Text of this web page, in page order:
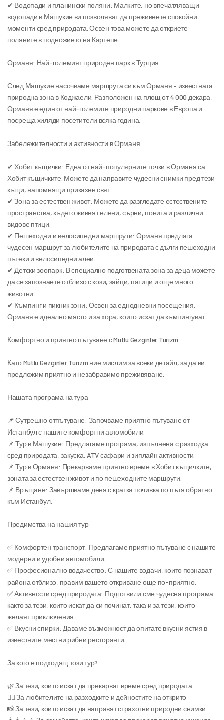
✔ Водопади и планински поляни: Малките, но впечатляващи
водопади в Машукие ви позволяват да преживеете спокойни
моменти сред природата. Освен това можете да откриете
поляните в подножието на Картепе.
Орманя: Най-големият природен парк в Турция
След Машукие насочваме маршрута си към Орманя – известната
природна зона в Коджаели. Разположен на площ от 4 000 декара,
Орманя е един от най-големите природни паркове в Европа и
посреща хиляди посетители всяка година.
Забележителности и активности в Орманя
✔ Хобит къщички: Една от най-популярните точки в Орманя са
Хобит къщичките. Можете да направите чудесни снимки пред тези
къщи, напомнящи приказен свят.
✔ Зона за естествен живот: Можете да разгледате естествените
пространства, където живеят елени, сърни, понита и различни
видове птици.
✔ Пешеходни и велосипедни маршрути: Орманя предлага
чудесен маршрут за любителите на природата с дълги пешеходни
пътеки и велосипедни алеи.
✔ Детски зоопарк: В специално подготвената зона за деца можете
да се запознаете отблизо с кози, зайци, патици и още много
животни.
✔ Къмпинг и пикник зони: Освен за еднодневни посещения,
Орманя е идеално място и за хора, които искат да къмпингуват.
Комфортно и приятно пътуване с Mutlu Gezginler Turizm
Като Mutlu Gezginler Turizm ние мислим за всеки детайл, за да ви
предложим приятно и незабравимо преживяване.
Нашата програма на тура
📌 Сутрешно отпътуване: Започваме приятно пътуване от
Истанбул с нашите комфортни автомобили.
📌 Тур в Машукие: Предлагаме програма, изпълнена с разходка
сред природата, закуска, ATV сафари и зиплайн активности.
📌 Тур в Орманя: Прекарваме приятно време в Хобит къщичките,
зоната за естествен живот и по пешеходните маршрути.
📌 Връщане: Завършваме деня с кратка почивка по пътя обратно
към Истанбул.
Предимства на нашия тур
✅ Комфортен транспорт: Предлагаме приятно пътуване с нашите
модерни и удобни автомобили.
✅ Професионално водачество: С нашите водачи, които познават
района отблизо, правим вашето откриване още по-приятно.
✅ Активности сред природата: Подготвили сме чудесна програма
както за тези, които искат да си починат, така и за тези, които
желаят приключения.
✅ Вкусни спирки: Даваме възможност да опитате вкусни ястия в
известните местни рибни ресторанти.
За кого е подходящ този тур?
🌿 За тези, които искат да прекарват време сред природата
🚶‍♂️ За любителите на разходките и дейностите на открито
📸 За тези, които искат да направят страхотни природни снимки